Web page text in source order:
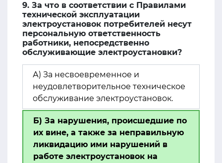
9. За что в соответствии с Правилами
технической эксплуатации
электроустановок потребителей несут
персональную ответственность
работники, непосредственно
обслуживающие электроустановки?
А) За несвоевременное и
неудовлетворительное техническое
обслуживание электроустановок.
Б) За нарушения, происшедшие по
их вине, а также за неправильную
ликвидацию ими нарушений в
работе электроустановок на